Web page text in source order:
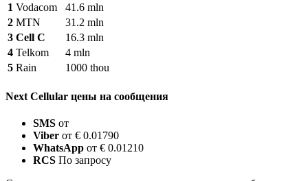
1 Vodacom
41.6 mln
2 MTN
31.2 mln
3 Cell C
16.3 mln
4 Telkom
4 mln
5 Rain 1000 thou
Next Cellular цены на сообщения
SMS от
Viber от € 0.01790
WhatsApp от € 0.01210
RCS По запросу